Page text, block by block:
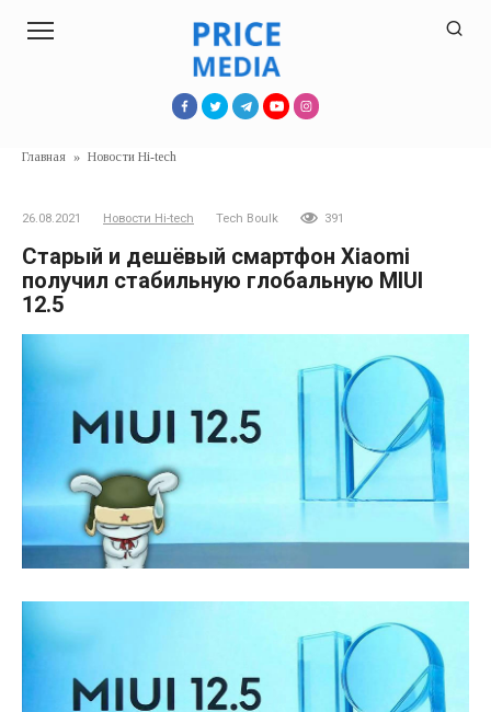
Главная » Новости Hi-tech
26.08.2021 Новости Hi-tech Tech Boulk 391
Старый и дешёвый смартфон Xiaomi
получил стабильную глобальную MIUI
12.5